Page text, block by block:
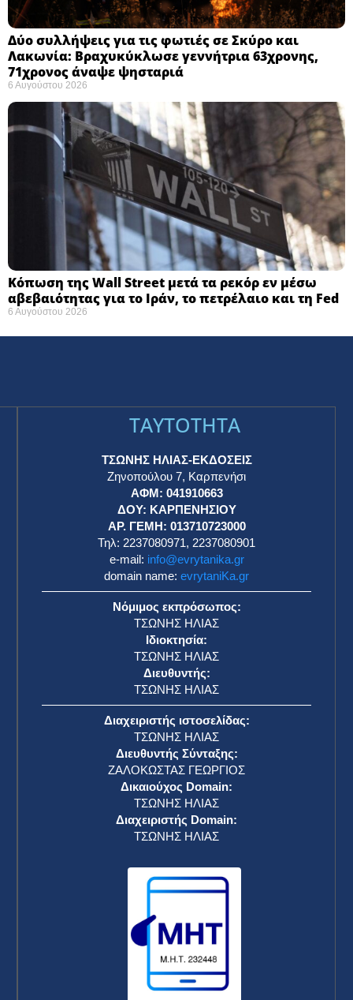
Δύο συλλήψεις για τις φωτιές σε Σκύρο και
Λακωνία: Βραχυκύκλωσε γεννήτρια 63χρονης,
71χρονος άναψε ψησταριά
6 Αυγούστου 2026
Κόπωση της Wall Street μετά τα ρεκόρ εν μέσω
αβεβαιότητας για το Ιράν, το πετρέλαιο και τη Fed
6 Αυγούστου 2026
TAYTOTHTA
ΤΣΩΝΗΣ ΗΛΙΑΣ-ΕΚΔΟΣΕΙΣ
Ζηνοπούλου 7, Καρπενήσι
ΑΦΜ: 041910663
ΔΟΥ: ΚΑΡΠΕΝΗΣΙΟΥ
ΑΡ. ΓΕΜΗ: 013710723000
Τηλ: 2237080971, 2237080901
e-mail: info@evrytanika.gr
domain name: evrytaniKa.gr
Νόμιμος εκπρόσωπος:
ΤΣΩΝΗΣ ΗΛΙΑΣ
Ιδιοκτησία:
ΤΣΩΝΗΣ ΗΛΙΑΣ
Διευθυντής:
ΤΣΩΝΗΣ ΗΛΙΑΣ
Διαχειριστής ιστοσελίδας:
ΤΣΩΝΗΣ ΗΛΙΑΣ
Διευθυντής Σύνταξης:
ΖΑΛΟΚΩΣΤΑΣ ΓΕΩΡΓΙΟΣ
Δικαιούχος Domain:
ΤΣΩΝΗΣ ΗΛΙΑΣ
Διαχειριστής Domain:
ΤΣΩΝΗΣ ΗΛΙΑΣ